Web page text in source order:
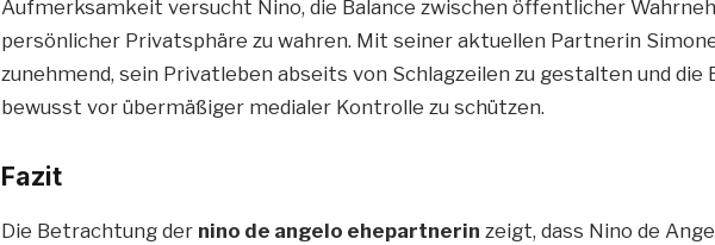
Aufmerksamkeit versucht Nino, die Balance zwischen öffentlicher
persönlicher Privatsphäre zu wahren. Mit seiner aktuellen Partnerin
zunehmend, sein Privatleben abseits von Schlagzeilen zu gestalten und die
bewusst vor übermäßiger medialer Kontrolle zu schützen.
Fazit
Die Betrachtung der nino de angelo ehepartnerin zeigt, dass Nino de